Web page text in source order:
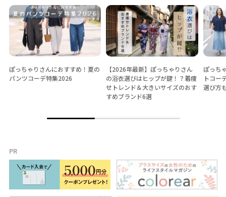
ぽっちゃりさんにおすすめ！夏の
パンツコーデ特集2026
【2026年最新】ぽっちゃりさん
の浴衣選びはヒップが鍵！？着痩
せトレンド＆大きいサイズのおす
すめブランド6選
ぽっち
トコー
選び方
PR